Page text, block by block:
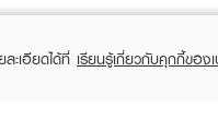
ะเอียดได้ที่ เรียนรู้เกี่ยวกับคุกกี้ของ